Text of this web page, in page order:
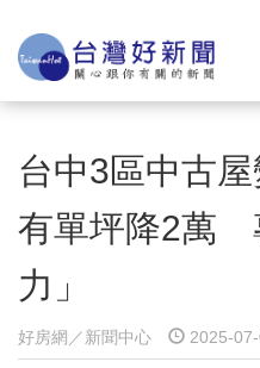
台中3區中古
有單坪降2萬
力」
好房網／新聞中心 2025-